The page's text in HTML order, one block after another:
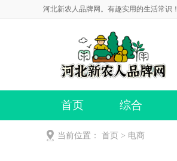
河北新农人品牌网。有趣实用的生活常识！
首页 综合
当前位置： 首页 > 电商